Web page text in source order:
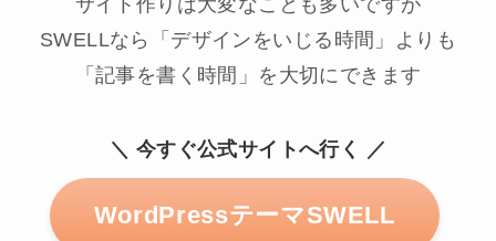
SWELLなら「デザインをいじる時間」よりも
「記事を書く時間」を大切にできます
＼ 今すぐ公式サイトへ行く ／
WordPressテーマSWELL